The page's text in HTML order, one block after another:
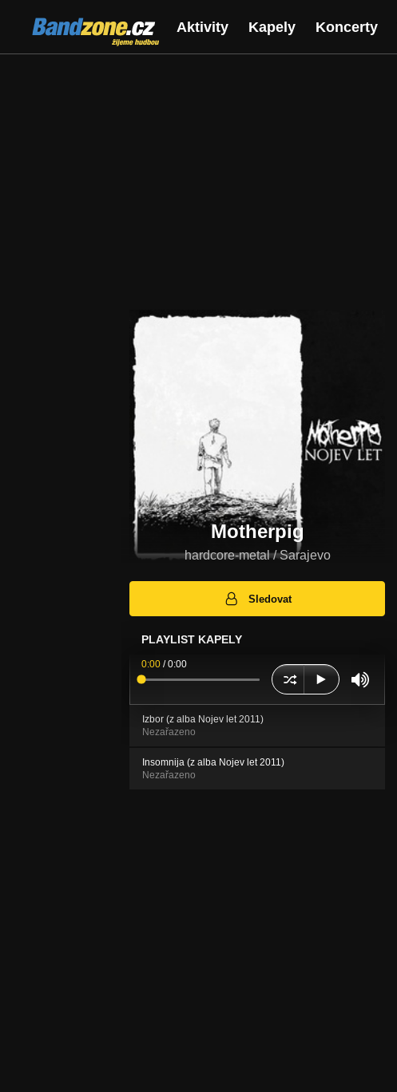
Bandzone.cz
žijeme hudbou
Aktivity Kapely Koncerty
Motherpig
hardcore-metal / Sarajevo
Sledovat
PLAYLIST KAPELY
0:00 /0:00
Izbor (z alba Nojev let 2011)
Nezařazeno
Insomnija (z alba Nojev let 2011)
Nezařazeno